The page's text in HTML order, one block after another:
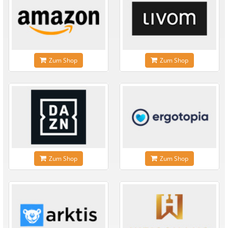
Zum Shop Zum Shop
Zum Shop Zum Shop